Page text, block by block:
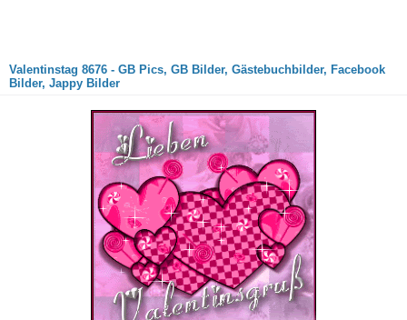
Valentinstag 8676 - GB Pics, GB Bilder, Gästebuchbilder, Facebook
Bilder, Jappy Bilder